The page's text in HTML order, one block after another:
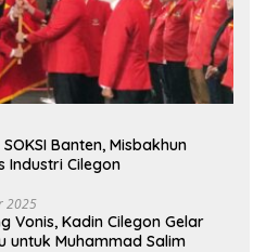
Banten, Misbakhun
Industri Cilegon
2025
Vonis, Kadin Cilegon Gelar
untuk Muhammad Salim